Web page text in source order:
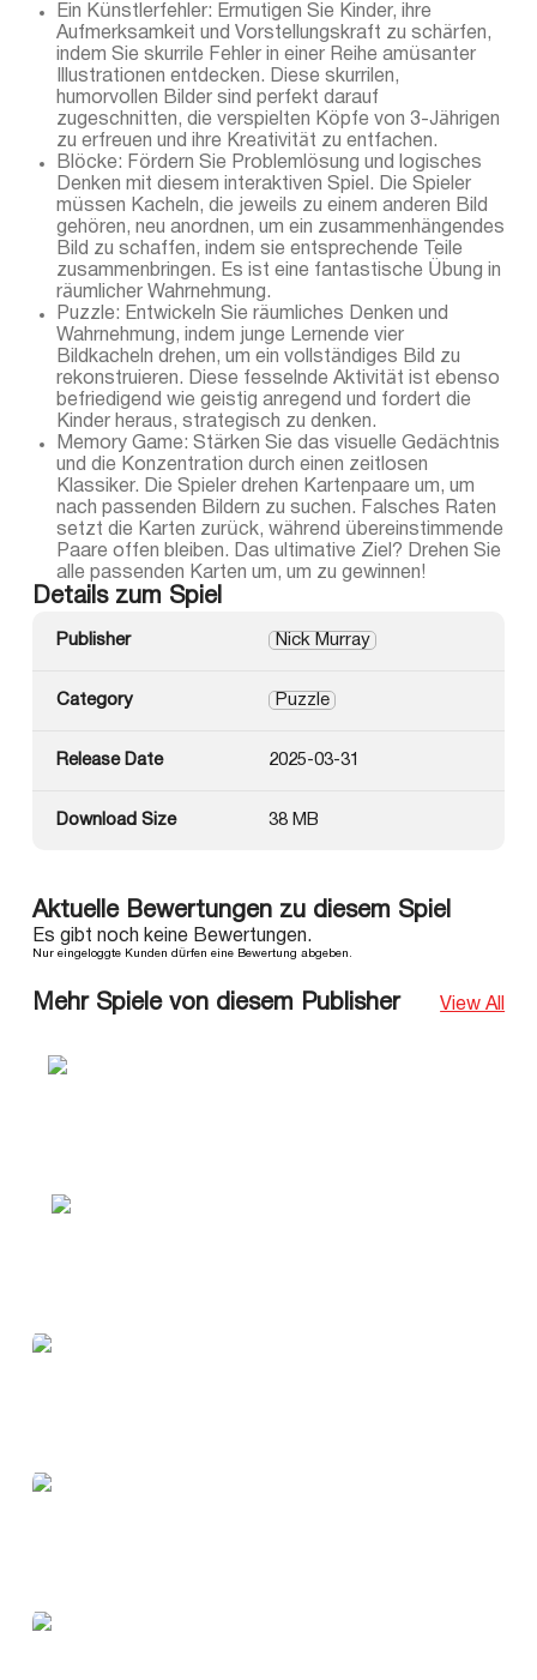
Ein Künstlerfehler: Ermutigen Sie Kinder, ihre
Aufmerksamkeit und Vorstellungskraft zu schärfen,
indem Sie skurrile Fehler in einer Reihe amüsanter
Illustrationen entdecken. Diese skurrilen,
humorvollen Bilder sind perfekt darauf
zugeschnitten, die verspielten Köpfe von 3-Jährigen
zu erfreuen und ihre Kreativität zu entfachen.
Blöcke: Fördern Sie Problemlösung und logisches
Denken mit diesem interaktiven Spiel. Die Spieler
müssen Kacheln, die jeweils zu einem anderen Bild
gehören, neu anordnen, um ein zusammenhängendes
Bild zu schaffen, indem sie entsprechende Teile
zusammenbringen. Es ist eine fantastische Übung in
räumlicher Wahrnehmung.
Puzzle: Entwickeln Sie räumliches Denken und
Wahrnehmung, indem junge Lernende vier
Bildkacheln drehen, um ein vollständiges Bild zu
rekonstruieren. Diese fesselnde Aktivität ist ebenso
befriedigend wie geistig anregend und fordert die
Kinder heraus, strategisch zu denken.
Memory Game: Stärken Sie das visuelle Gedächtnis
und die Konzentration durch einen zeitlosen
Klassiker. Die Spieler drehen Kartenpaare um, um
nach passenden Bildern zu suchen. Falsches Raten
setzt die Karten zurück, während übereinstimmende
Paare offen bleiben. Das ultimative Ziel? Drehen Sie
alle passenden Karten um, um zu gewinnen!
Details zum Spiel
Publisher Nick Murray
Category Puzzle
Release Date 2025-03-31
Download Size 38 MB
Aktuelle Bewertungen zu diesem Spiel
Es gibt noch keine Bewertungen.
Nur eingeloggte Kunden dürfen eine Bewertung abgeben.
Mehr Spiele von diesem Publisher View All